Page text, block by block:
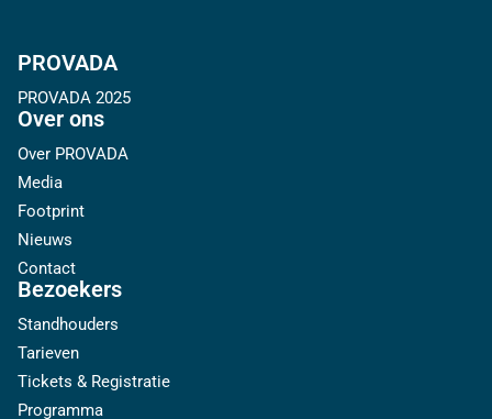
PROVADA
PROVADA 2025
Over ons
Over PROVADA
Media
Footprint
Nieuws
Contact
Bezoekers
Standhouders
Tarieven
Tickets & Registratie
Programma